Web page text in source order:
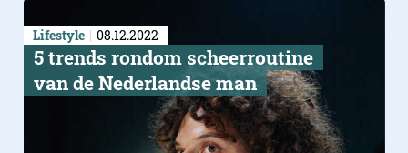
Lifestyle 08.12.2022
5 trends rondom scheerroutine
van de Nederlandse man